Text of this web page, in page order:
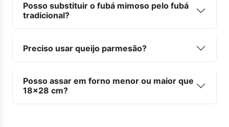
Posso substituir o fubá mimoso pelo fubá
tradicional?
Preciso usar queijo parmesão?
Posso assar em forno menor ou maior que
18x28 cm?